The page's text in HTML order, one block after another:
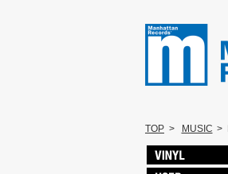
TOP > MUSIC >